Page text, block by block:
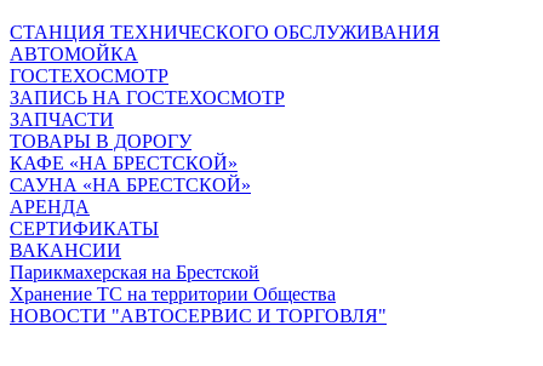
СТАНЦИЯ ТЕХНИЧЕСКОГО ОБСЛУЖИВАНИЯ
АВТОМОЙКА
ГОСТЕХОСМОТР
ЗАПИСЬ НА ГОСТЕХОСМОТР
ЗАПЧАСТИ
ТОВАРЫ В ДОРОГУ
КАФЕ «НА БРЕСТСКОЙ»
САУНА «НА БРЕСТСКОЙ»
АРЕНДА
СЕРТИФИКАТЫ
ВАКАНСИИ
Парикмахерская на Брестской
Хранение ТС на территории Общества
НОВОСТИ "АВТОСЕРВИС И ТОРГОВЛЯ"